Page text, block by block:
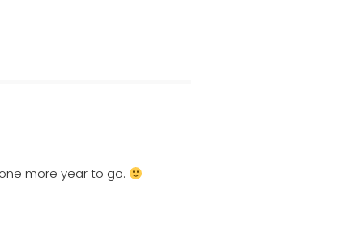
more year to go.